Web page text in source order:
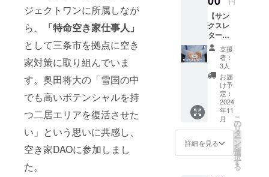
ジェクトワンに所属しなが
ら、
「特命空き家仕事人」
として三条市を拠点に空き
家対策に取り組んでいま
す。奥田将大の「雪国の中
でも高いポテンシャルを持
つ二居エリアを復活させた
い」という思いに共感し、
空き家DAOに参加しまし
た。
も参画でき
ますので、
是非チェッ
クしてみて
ください！
です。
・支援
をいた
だいた
後に、
運営側
からの
ご案内
によ
り、今
後のご
利用の
予約を
お願い
しま
【サン
クスレ
ター】
・「リ
ターン
不要、
ただ支
援！」
という
方は、
こちら
をお選
び下さ
い。 ・
プロ
ジェク
支援
者：
3人
お届
け予
定：
2024
年11
月
詳細を見る
こ
の
リ
タ
ー
ン
を
選
択
す
る